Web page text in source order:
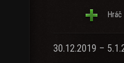
Hráč
30.12.2019 –